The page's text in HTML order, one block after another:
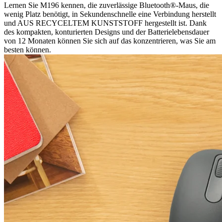
Lernen Sie M196 kennen, die zuverlässige Bluetooth®-Maus, die
wenig Platz benötigt, in Sekundenschnelle eine Verbindung herstellt
und AUS RECYCELTEM KUNSTSTOFF hergestellt ist. Dank
des kompakten, konturierten Designs und der Batterielebensdauer
von 12 Monaten können Sie sich auf das konzentrieren, was Sie am
besten können.